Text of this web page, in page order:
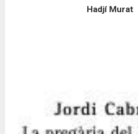
Hadjí Murat